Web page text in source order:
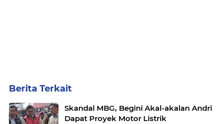
Berita Terkait
Skandal MBG, Begini Akal-akalan Andri
Dapat Proyek Motor Listrik